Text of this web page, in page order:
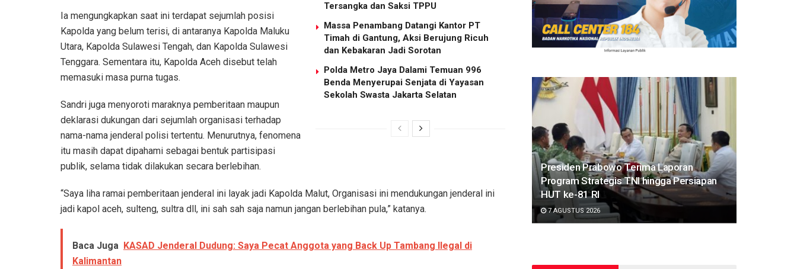
Tersangka dan Saksi TPPU
Massa Penambang Datangi Kantor PT
Timah di Gantung, Aksi Berujung Ricuh
dan Kebakaran Jadi Sorotan
Polda Metro Jaya Dalami Temuan 996
Benda Menyerupai Senjata di Yayasan
Sekolah Swasta Jakarta Selatan
Ia mengungkapkan saat ini terdapat sejumlah posisi
Kapolda yang belum terisi, di antaranya Kapolda Maluku
Utara, Kapolda Sulawesi Tengah, dan Kapolda Sulawesi
Tenggara. Sementara itu, Kapolda Aceh disebut telah
memasuki masa purna tugas.
Sandri juga menyoroti maraknya pemberitaan maupun
deklarasi dukungan dari sejumlah organisasi terhadap
nama-nama jenderal polisi tertentu. Menurutnya, fenomena
itu masih dapat dipahami sebagai bentuk partisipasi
publik, selama tidak dilakukan secara berlebihan.
“Saya liha ramai pemberitaan jenderal ini layak jadi Kapolda Malut, Organisasi ini mendukungan jenderal ini
jadi kapol aceh, sulteng, sultra dll, ini sah sah saja namun jangan berlebihan pula,” katanya.
Baca Juga KASAD Jenderal Dudung: Saya Pecat Anggota yang Back Up Tambang Ilegal di
Kalimantan
Presiden Prabowo Terima Laporan
Program Strategis TNI hingga Persiapan
HUT ke-81 RI
7 AGUSTUS 2026